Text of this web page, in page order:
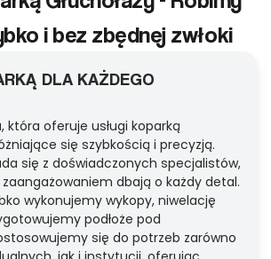
i bez zbędnej zwłoki
DLA KAŻDEGO
która oferuje usługi koparką
się szybkością i precyzją.
się z doświadczonych specjalistów,
zaangażowaniem dbają o każdy detal.
wykonujemy wykopy, niwelację
podłoże pod
się do potrzeb zarówno